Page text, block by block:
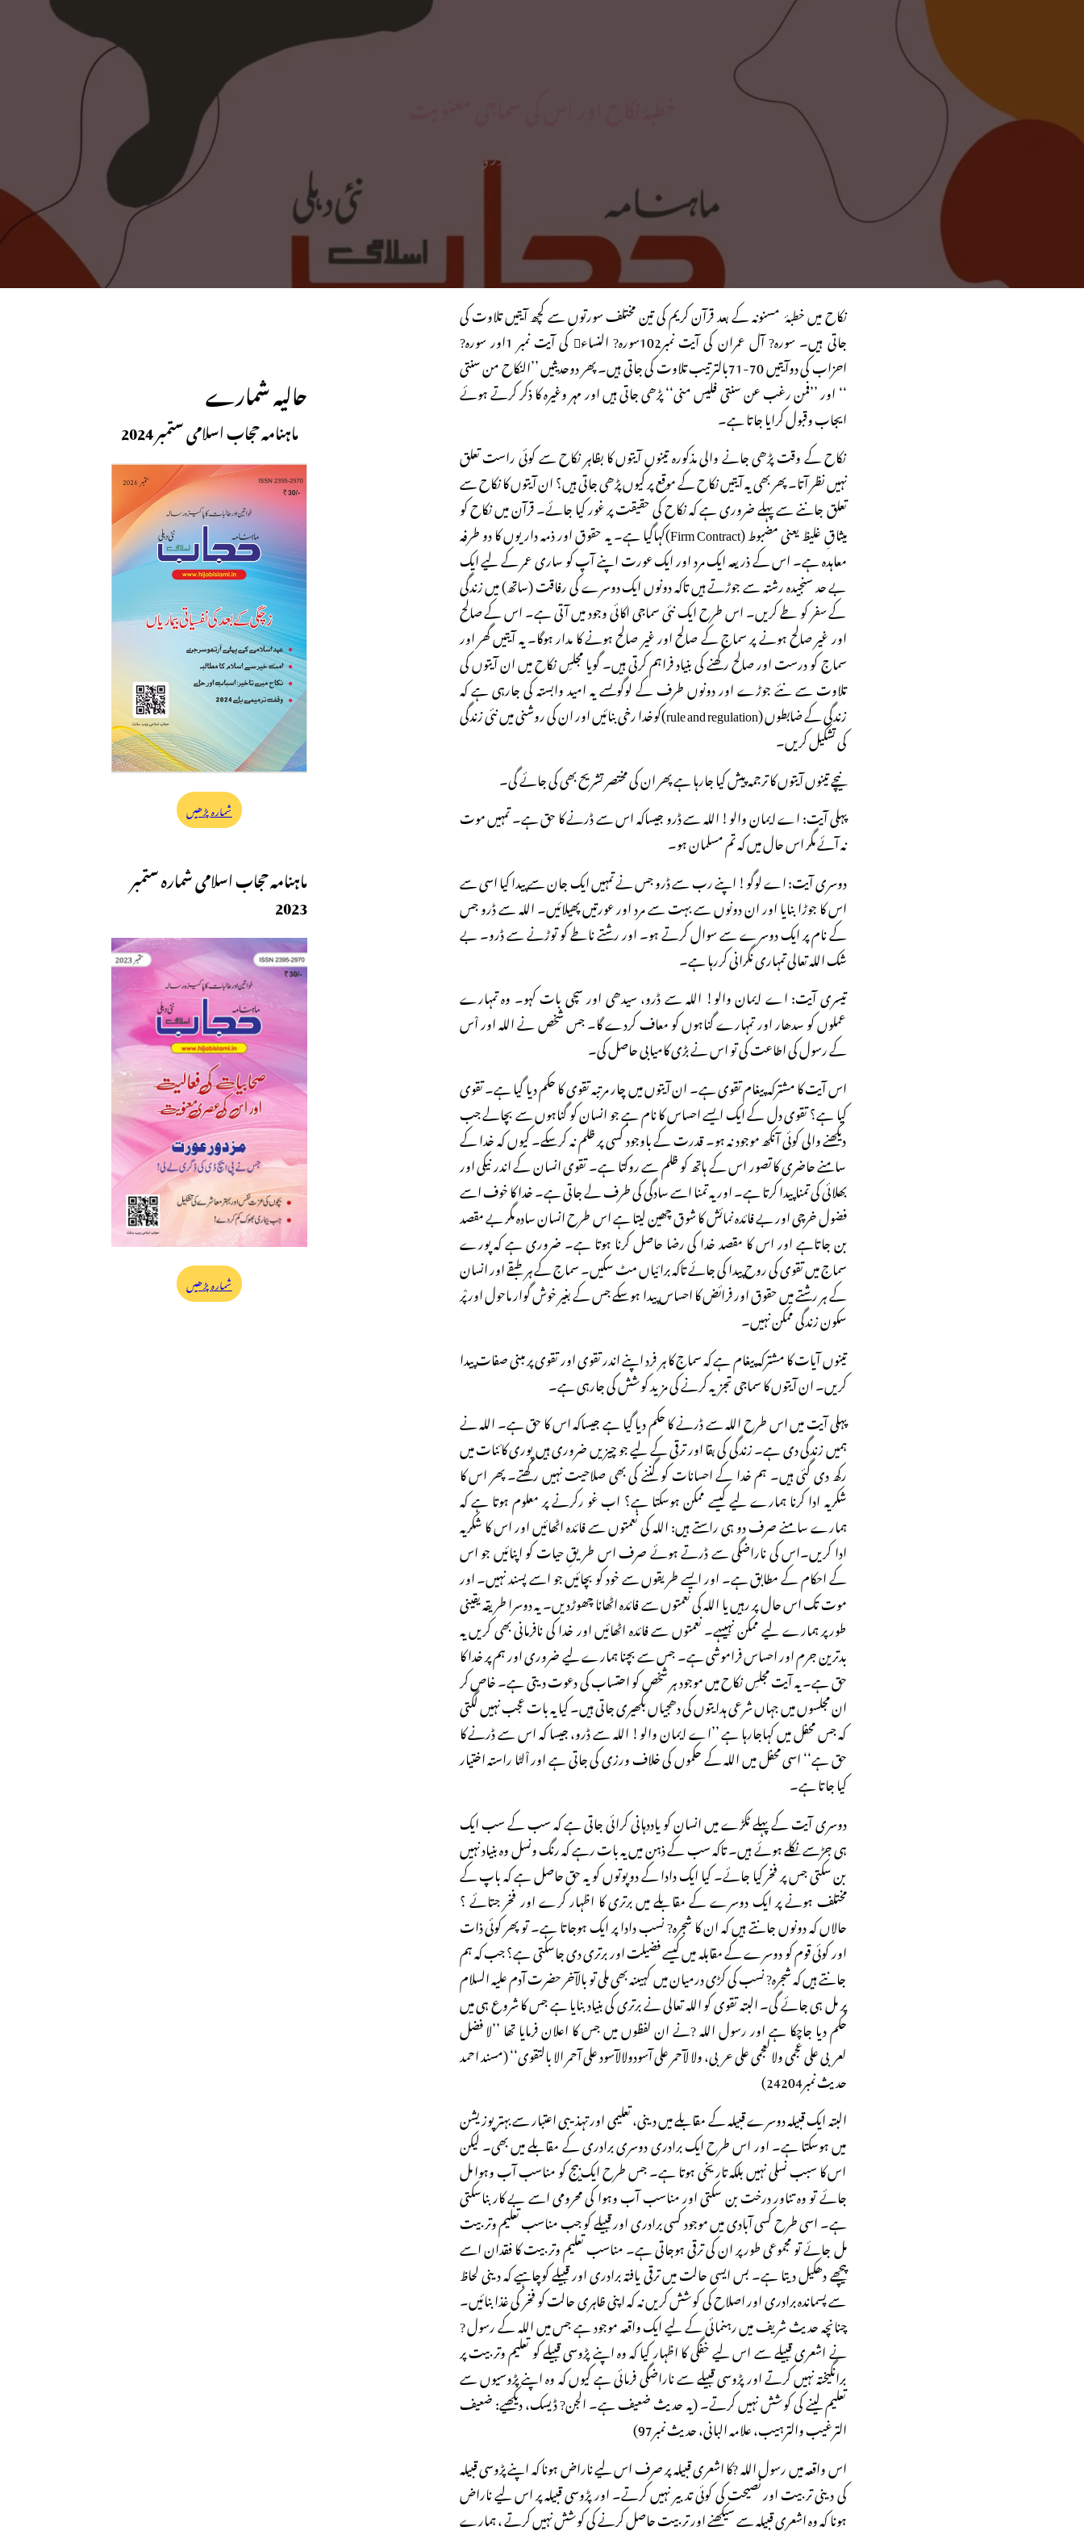
محمد حفظ الرحمن قادری
نکاح میں خطبۂ مسنونہ کے بعد قرآن کریم کی تین مختلف سورتوں سے کچھ آیتیں تلاوت کی
جاتی ہیں۔ سورہ? آل عمران کی آیت نمبر102سورہ? النساء￿ کی آیت نمبر 1اور سورہ?
احزاب کی دوآیتیں 70-71بالترتیب تلاوت کی جاتی ہیں۔ پھر دوحدیثیں ’’النکاح من سنتی
‘‘ اور ’’فمن رغب عن سنتی فلیس منی‘‘ پڑھی جاتی ہیں اور مہر وغیرہ کا ذکر کرتے ہوئے
ایجاب وقبول کرایا جاتا ہے۔
نکاح کے وقت پڑھی جانے والی مذکورہ تینوں آیتوں کا بظاہر نکاح سے کوئی راست تعلق
نہیں نظر آتا۔ پھر بھی یہ آیتیں نکاح کے موقع پر کیوں پڑھی جاتی ہیں؟ ان آیتوں کا نکاح سے
تعلق جاننے سے پہلے ضروری ہے کہ نکاح کی حقیقت پر غور کیا جائے۔ قرآن میں نکاح کو
میثاقِ غلیظ یعنی مضبوط (Firm Contract)کہاگیا ہے۔ یہ حقوق اور ذمہ داریوں کا دو طرفہ
معاہدہ ہے۔ اس کے ذریعہ ایک مرد اور ایک عورت اپنے آپ کو ساری عمر کے لیے ایک
بے حد سنجیدہ رشتہ سے جوڑتے ہیں تاکہ دونوں ایک دوسرے کی رفاقت (ساتھ) میں زندگی
کے سفر کو طے کریں۔ اس طرح ایک نئی سماجی اکائی وجود میں آتی ہے۔ اس کے صالح
اور غیر صالح ہونے پر سماج کے صالح اور غیر صالح ہونے کا مدار ہوگا۔ یہ آیتیں گھر اور
سماج کو درست اور صالح رکھنے کی بنیاد فراہم کرتی ہیں۔ گویا مجلسِ نکاح میں ان آیتوں کی
تلاوت سے نئے جوڑے اور دونوں طرف کے لوگوںسے یہ امید وابستہ کی جارہی ہے کہ
زندگی کے ضابطوں (rule and regulation)کوخدا رخی بنائیں اور ان کی روشنی میں نئی زندگی
کی تشکیل کریں۔
نیچے تینوں آیتوں کا ترجمہ پیش کیا جارہا ہے پھر ان کی مختصر تشریح بھی کی جائے گی۔
پہلی آیت: اے ایمان والو! اللہ سے ڈرو جیساکہ اس سے ڈرنے کا حق ہے۔ تمہیں موت
نہ آئے مگر اس حال میں کہ تم مسلمان ہو۔
دوسری آیت: اے لوگو! اپنے رب سے ڈرو جس نے تمہیں ایک جان سے پیدا کیا اسی سے
اس کا جوڑا بنایا اور ان دونوں سے بہت سے مرد اور عورتیں پھیلائیں۔ اللہ سے ڈرو جس
کے نام پر ایک دوسرے سے سوال کرتے ہو۔ اور رشتے ناطے کو توڑنے سے ڈرو۔ بے
شک اللہ تعالی تمہاری نگرانی کررہا ہے۔
تیسری آیت: اے ایمان والو! اللہ سے ڈرو، سیدھی اور سچی بات کہو۔ وہ تمہارے
عملوں کو سدھار اور تمہارے گناہوں کو معاف کردے گا۔ جس شخص نے اللہ اور اْس
کے رسول کی اطاعت کی تو اس نے بڑی کامیابی حاصل کی۔
اس آیت کا مشترکہ پیغام تقوی ہے۔ ان آیتوں میں چار مرتبہ تقوی کا حکم دیا گیا ہے۔ تقوی
کیا ہے؟ تقوی دل کے ایک ایسے احساس کا نام ہے جو انسان کو گناہوں سے بچالے جب
دیکھنے والی کوئی آنکھ موجود نہ ہو۔ قدرت کے باوجود کسی پر ظلم نہ کرسکے۔ کیوں کہ خدا کے
سامنے حاضری کا تصور اس کے ہاتھ کو ظلم سے روکتا ہے۔ تقوی انسان کے اندر نیکی اور
بھلائی کی تمنا پیدا کرتا ہے۔ اور یہ تمنا اسے سادگی کی طرف لے جاتی ہے۔ خدا کا خوف اسے
فضول خرچی اور بے فائدہ نمائش کا شوق چھین لیتا ہے اس طرح انسان سادہ مگر بے مقصد
بن جاتاہے اور اس کا مقصد خدا کی رضا حاصل کرنا ہوتا ہے۔ ضروری ہے کہ پورے
سماج میں تقوی کی روح پیدا کی جائے تاکہ برائیاں مٹ سکیں۔ سماج کے ہر طبقے اور انسان
کے ہر رشتے میں حقوق اور فرائض کا احساس پیدا ہوسکے جس کے بغیر خوش گوار ماحول اور پْر
سکون زندگی ممکن نہیں۔
تینوں آیات کا مشترکہ پیغام ہے کہ سماج کا ہر فرد اپنے اندر تقوی اور تقوی پر مبنی صفات پیدا
کریں۔ ان آیتوں کا سماجی تجزیہ کرنے کی مزید کوشش کی جارہی ہے۔
پہلی آیت میں اس طرح اللہ سے ڈرنے کا حکم دیا گیا ہے جیساکہ اس کا حق ہے۔ اللہ نے
ہمیں زندگی دی ہے۔ زندگی کی بقا اور ترقی کے لیے جو چیزیں ضروری ہیں پوری کائنات میں
رکھ دی گئی ہیں۔ ہم خدا کے احسانات کو گننے کی بھی صلاحیت نہیں رکھتے۔ پھر اس کا
شکریہ ادا کرنا ہمارے لیے کیسے ممکن ہوسکتا ہے؟ اب غو رکرنے پر معلوم ہوتا ہے کہ
ہمارے سامنے صرف دو ہی راستے ہیں: اللہ کی نعمتوں سے فائدہ اٹھائیں اور اس کا شکریہ
ادا کریں۔اس کی ناراضگی سے ڈرتے ہوئے صرف اس طریقِ حیات کو اپنائیں جو اس
کے احکام کے مطابق ہے۔ اور ایسے طریقوں سے خود کو بچائیں جو اسے پسند نہیں۔ اور
موت تک اس حال پر رہیں یا اللہ کی نعمتوں سے فائدہ اٹھانا چھوڑدیں۔ یہ دوسرا طریقہ یقینی
طورپر ہمارے لیے ممکن نہیںہے۔ نعمتوں سے فائدہ اٹھائیں اور خدا کی نافرمانی بھی کریں یہ
بدترین جرم اور احساس فراموشی ہے۔ جس سے بچنا ہمارے لیے ضروری اور ہم پر خدا کا
حق ہے۔ یہ آیت مجلسِ نکاح میں موجود ہر شخص کو احتساب کی دعوت دیتی ہے۔ خاص کر
ان مجلسوں میں جہاں شرعی ہدایتوں کی دھجیاں بکھیری جاتی ہیں۔ کیا یہ بات عجب نہیں لگتی
کہ جس محفل میں کہاجارہا ہے ’’اے ایمان والو! اللہ سے ڈرو، جیسا کہ اس سے ڈرنے کا
حق ہے‘‘ اسی محفل میں اللہ کے حکموں کی خلاف ورزی کی جاتی ہے اور اْلٹا راستہ اختیار
کیا جاتا ہے۔
دوسری آیت کے پہلے ٹکڑے میں انسان کو یاددہانی کرائی جاتی ہے کہ سب کے سب ایک
ہی جڑسے نکلے ہوئے ہیں۔ تاکہ سب کے ذہن میں یہ بات رہے کہ رنگ ونسل وہ بنیاد نہیں
بن سکتی جس پر فخر کیا جائے۔ کیا ایک دادا کے دوپوتوں کو یہ حق حاصل ہے کہ باپ کے
مختلف ہونے پر ایک دوسرے کے مقابلے میں برتری کا اظہار کرے اور فخر جتائے ؟
حالاں کہ دونوں جانتے ہیں کہ ان کا شجرہ? نسب دادا پر ایک ہوجاتا ہے۔ تو پھر کوئی ذات
اور کوئی قوم کو دوسرے کے مقابلہ میں کیسے فضیلت اور برتری دی جاسکتی ہے؟ جب کہ ہم
جانتے ہیں کہ شجرہ? نسب کی کڑی درمیان میں کہیںنہ بھی ملی تو بالآخر حضرت آدم علیہ السلام
پر مل ہی جائے گی۔ البتہ تقوی کو اللہ تعالی نے برتری کی بنیاد بنایا ہے جس کا شروع ہی میں
حکم دیا جاچکا ہے اور رسول اللہ ?نے ان لفظوں میں جس کا اعلان فرمایا تھا ’’لا فضل
لعربی علی عجمی ولالعجمی علی عربی، ولا لآحمر علی آسودولالآسود علی آحمر الا بالتقوی‘‘ (مسند احمد
حدیث نمبر24204)
البتہ ایک قبیلہ دوسرے قبیلہ کے مقابلے میں دینی، تعلیمی اور تہذیبی اعتبار سے بہتر پوزیشن
میں ہوسکتا ہے۔ اور اس طرح ایک برادری دوسری برادری کے مقابلے میں بھی۔ لیکن
اس کا سبب نسلی نہیں بلکہ تاریخی ہوتا ہے۔ جس طرح ایک بیج کو مناسب آب وہوا مل
جائے تو وہ تناور درخت بن سکتی اور مناسب آب وہوا کی محرومی اسے بے کار بناسکتی
ہے۔ اسی طرح کسی آبادی میں موجود کسی برادری اور قبیلے کو جب مناسب تعلیم وتربیت
مل جائے تو مجموعی طورپر ان کی ترقی ہوجاتی ہے۔ مناسب تعلیم وتربیت کا فقدان اسے
پیچھے دھکیل دیتا ہے۔ بس ایسی حالت میں ترقی یافتہ برادری اور قبیلے کوچاہیے کہ دینی لحاظ
سے پسماندہ برادری اور اصلاح کی کوشش کریں نہ کہ اپنی ظاہری حالت کو فخر کی غذا بنائیں۔
چنانچہ حدیث شریف میں رہنمائی کے لیے ایک واقعہ موجود ہے جس میں اللہ کے رسول ?
نے اشعری قبیلے سے اس لیے خفگی کا اظہار کیا کہ وہ اپنے پڑوسی قبیلے کو تعلیم وتربیت پر
برانگیختہ نہیں کرتے اور پڑوسی قبیلے سے ناراضگی فرمائی ہے کیوں کہ وہ اپنے پڑوسیوں سے
تعلیم لینے کی کوشش نہیں کرتے۔ (یہ حدیث ضعیف ہے۔ الجن? ڈیسک، دیکھیے: ضعیف
الترغیب والترہیب، علامہ البانی، حدیث نمبر97)
اس واقعہ میں رسول اللہ ?کا اشعری قبیلہ پر صرف اس لیے ناراض ہونا کہ اپنے پڑوسی قبیلہ
کی دینی تربیت اور نصیحت کی کوئی تدبیر نہیں کرتے۔ اور پڑوسی قبیلہ پر اس لیے ناراض
ہونا کہ وہ اشعری قبیلہ سے سیکھنے اور تربیت حاصل کرنے کی کوشش نہیں کرتے ، ہمارے
حالیہ شمارے
ماہنامہ حجاب اسلامی ستمبر 2024
شمارہ پڑھیں
ماہنامہ حجاب اسلامی شمارہ ستمبر
2023
شمارہ پڑھیں